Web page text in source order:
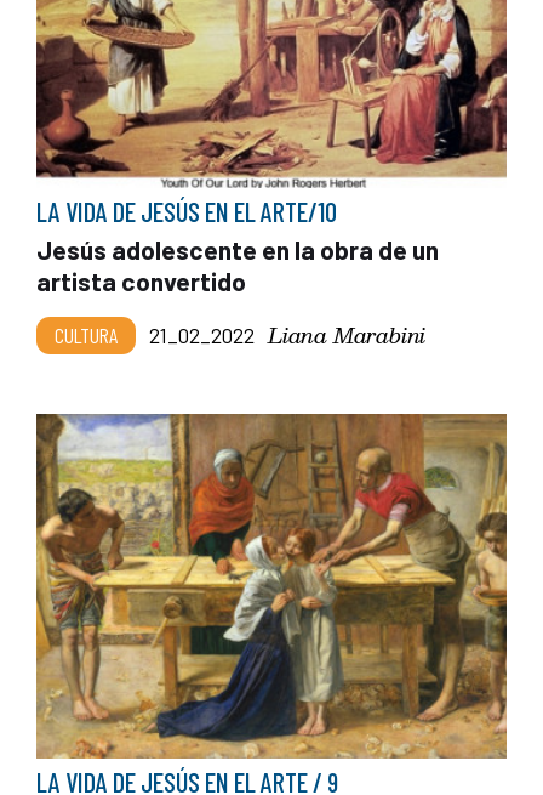
LA VIDA DE JESÚS EN EL ARTE/10
Jesús adolescente en la obra de un
artista convertido
CULTURA 21_02_2022 Liana Marabini
LA VIDA DE JESÚS EN EL ARTE / 9